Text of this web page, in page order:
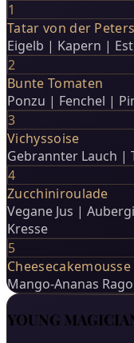
1
Tatar von der
Eigelb | Kapern |
2
Bunte Tomaten
Ponzu | Fenchel |
3
Vichyssoise
Gebrannter Lauch |
4
Zucchiniroulade
Vegane Jus |
Kresse
5
Cheesecakemousse
Mango-Ananas
YOUNG